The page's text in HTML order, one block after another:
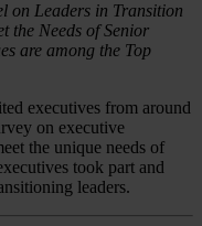
on Leaders in Transition
the Needs of Senior
are among the Top
executives from around
on executive
the unique needs of
took part and
leaders.